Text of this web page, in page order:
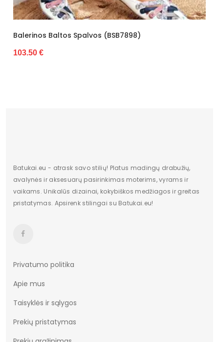
Baltos Spalvos (BSB7898)
€
Batukai.eu - atrask savo stilių! Platus madingų drabužių,
avalynės ir aksesuarų pasirinkimas moterims, vyrams ir
vaikams. Unikalūs dizainai, kokybiškos medžiagos ir greitas
pristatymas. Apsirenk stilingai su Batukai.eu!
Privatumo politika
Apie mus
Taisyklės ir sąlygos
Prekių pristatymas